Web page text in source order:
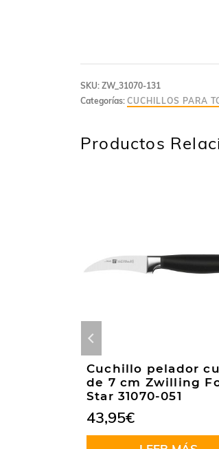
SKU: ZW_31070-131
Categorías: CUCHILLOS PARA
Productos
Cuchillo pelador
de 7 cm Zwilling
Star 31070-051
43,95€